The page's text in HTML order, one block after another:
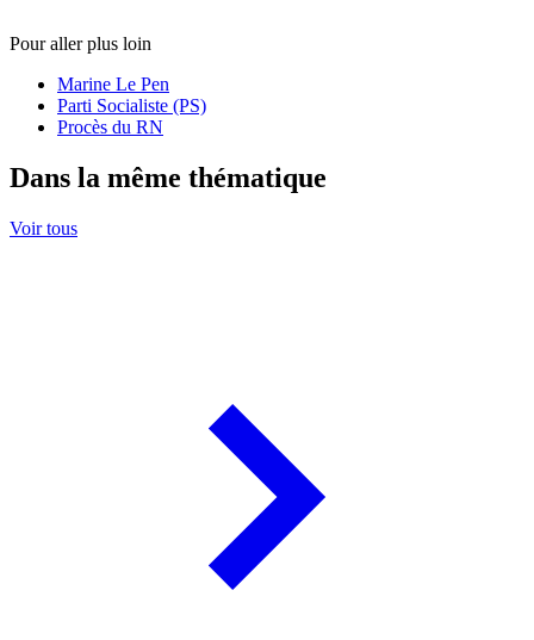
Pour aller plus loin
Marine Le Pen
Parti Socialiste (PS)
Procès du RN
Dans la même thématique
Voir tous